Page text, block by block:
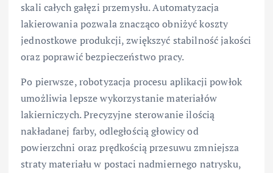
skali całych gałęzi przemysłu. Automatyzacja
lakierowania pozwala znacząco obniżyć koszty
jednostkowe produkcji, zwiększyć stabilność jakości
oraz poprawić bezpieczeństwo pracy.
Po pierwsze, robotyzacja procesu aplikacji powłok
umożliwia lepsze wykorzystanie materiałów
lakierniczych. Precyzyjne sterowanie ilością
nakładanej farby, odległością głowicy od
powierzchni oraz prędkością przesuwu zmniejsza
straty materiału w postaci nadmiernego natrysku,